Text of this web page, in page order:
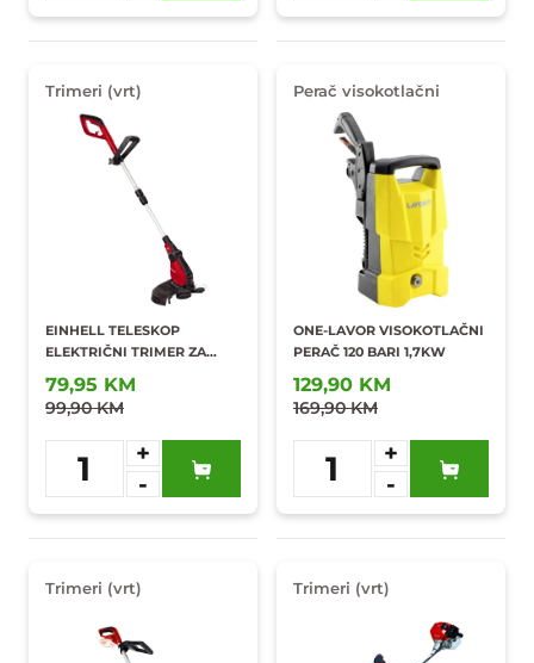
Trimeri (vrt)
EINHELL TELESKOP
ELEKTRIČNI TRIMER ZA
TRAVU 450W GC-ET 4530
79,95 KM
99,90 KM
1
+
-
Dodaj u
omiljene
Perač visokotlačni
ONE-LAVOR VISOKOTLAČNI
PERAČ 120 BARI 1,7KW
129,90 KM
169,90 KM
1
+
-
Dodaj u
omiljene
Trimeri (vrt) Trimeri (vrt)